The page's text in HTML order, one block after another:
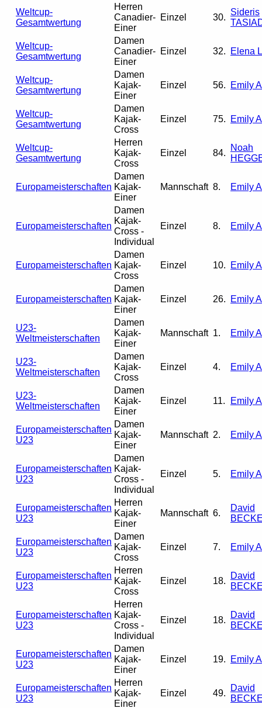
Weltcup-
Gesamtwertung
Herren
Canadier-
Einer
Einzel 30.
Sideris
Weltcup-
Gesamtwertung
Damen
Canadier-
Einer
Einzel 32. Elena
Weltcup-
Gesamtwertung
Damen
Kajak-
Einer
Einzel 56. Emily
Weltcup-
Gesamtwertung
Damen
Kajak-
Cross
Einzel 75. Emily
Weltcup-
Gesamtwertung
Herren
Kajak-
Cross
Einzel 84.
Noah
Europameisterschaften
Damen
Kajak-
Einer
Mannschaft 8. Emily
Europameisterschaften
Damen
Kajak-
Cross -
Individual
Einzel 8. Emily
Europameisterschaften
Damen
Kajak-
Cross
Einzel 10. Emily
Europameisterschaften
Damen
Kajak-
Einer
Einzel 26. Emily
U23-
Weltmeisterschaften
Damen
Kajak-
Einer
Mannschaft 1. Emily
U23-
Weltmeisterschaften
Damen
Kajak-
Cross
Einzel 4. Emily
U23-
Weltmeisterschaften
Damen
Kajak-
Einer
Einzel 11. Emily
Europameisterschaften
U23
Damen
Kajak-
Einer
Mannschaft 2. Emily
Europameisterschaften
U23
Damen
Kajak-
Cross -
Individual
Einzel 5. Emily
Europameisterschaften
U23
Herren
Kajak-
Einer
Mannschaft 6.
David
Europameisterschaften
U23
Damen
Kajak-
Cross
Einzel 7. Emily
Europameisterschaften
U23
Herren
Kajak-
Cross
Einzel 18.
David
Europameisterschaften
U23
Herren
Kajak-
Cross -
Individual
Einzel 18.
David
Europameisterschaften
U23
Damen
Kajak-
Einer
Einzel 19. Emily
Europameisterschaften
U23
Herren
Kajak-
Einer
Einzel 49.
David